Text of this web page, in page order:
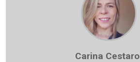
Carina Cestaro